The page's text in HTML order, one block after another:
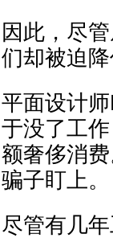
因此，尽
们却被迫降
平面设计
于没了工
额奢侈消
骗子盯上。
尽管有几